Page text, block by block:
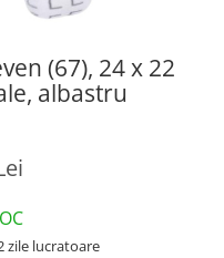
(67), 24 x 22
albastru
zile lucratoare